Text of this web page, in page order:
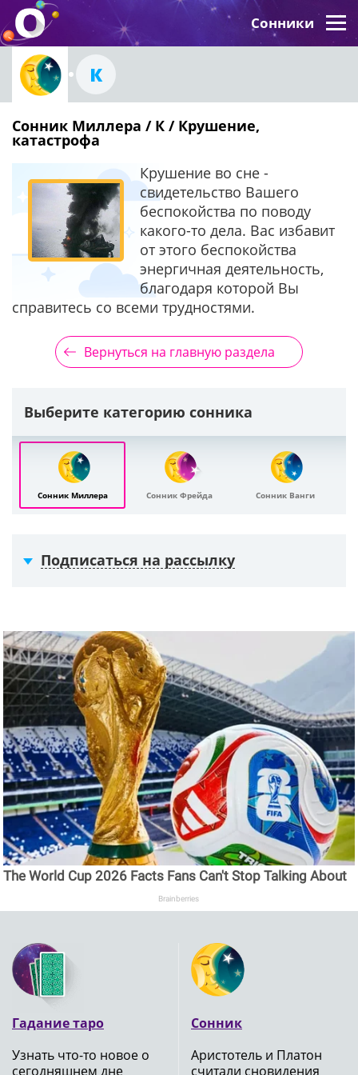
Сонники
К
Сонник Миллера / К / Крушение,
катастрофа
Крушение во сне -
свидетельство Вашего
беспокойства по поводу
какого-то дела. Вас избавит
от этого беспокойства
энергичная деятельность,
благодаря которой Вы
справитесь со всеми трудностями.
Вернуться на главную раздела
Выберите категорию сонника
Сонник Миллера Сонник Фрейда Сонник Ванги
Подписаться на рассылку
The World Cup 2026 Facts Fans Can't Stop Talking About
Brainberries
Гадание таро
Узнать что-то новое о
сегодняшнем дне
Сонник
Аристотель и Платон
считали сновидения